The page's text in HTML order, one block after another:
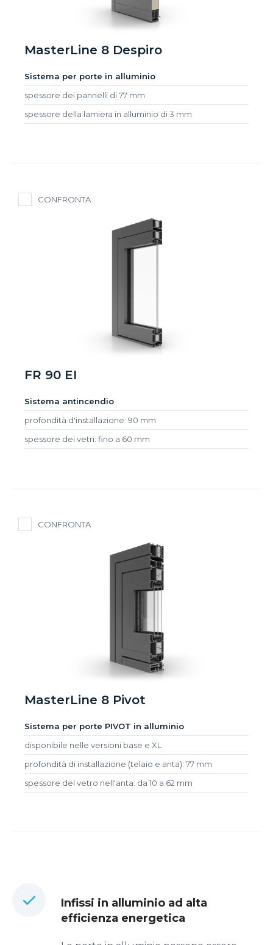
MasterLine 8 Despiro
Sistema per porte in alluminio
spessore dei pannelli di 77 mm
spessore della lamiera in alluminio di 3 mm
CONFRONTA
FR 90 EI
Sistema antincendio
profondità d'installazione: 90 mm
spessore dei vetri: fino a 60 mm
CONFRONTA
MasterLine 8 Pivot
Sistema per porte PIVOT in alluminio
disponibile nelle versioni base e XL
profondità di installazione (telaio e anta): 77 mm
spessore del vetro nell'anta: da 10 a 62 mm
Infissi in alluminio ad alta
efficienza energetica